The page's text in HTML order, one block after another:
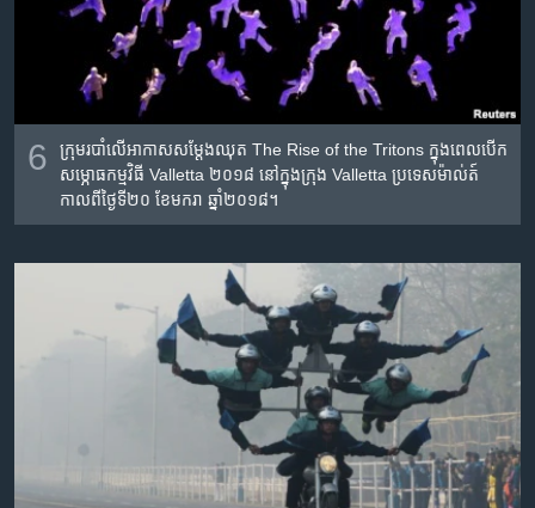
6
ក្រុម​របាំ​លើ​អាកាស​សម្តែង​ឈុត​ The Rise of the Tritons ក្នុង​ពេល​បើក​
សម្ភោធ​កម្មវិធី Valletta ២០១៨ នៅ​ក្នុង​ក្រុង Valletta ប្រទេស​ម៉ាល់ត៍
កាលពី​ថ្ងៃទី២០ ខែមករា ឆ្នាំ២០១៨។